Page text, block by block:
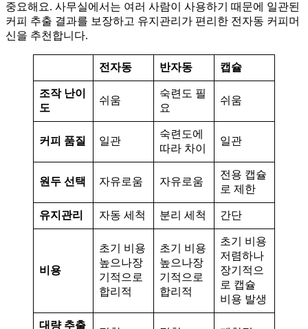
중요해요. 사무실에서는 여러 사람이 사용하기 때문에 일관된
커피 추출 결과를 보장하고 유지관리가 편리한 전자동 커피머
신을 추천합니다.
전자동 반자동 캡슐
조작 난이
도
쉬움
숙련도 필
요
쉬움
커피 품질 일관
숙련도에
따라 차이
일관
원두 선택 자유로움 자유로움
전용 캡슐
로 제한
유지관리 자동 세척 분리 세척 간단
비용
초기 비용
높으나장
기적으로
합리적
초기 비용
높으나장
기적으로
합리적
초기 비용
저렴하나
장기적으
로 캡슐
비용 발생
대량 추출